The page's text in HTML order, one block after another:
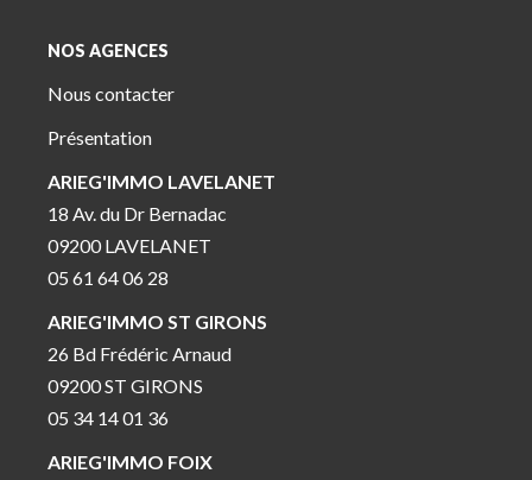
NOS AGENCES
Nous contacter
Présentation
ARIEG'IMMO LAVELANET
18 Av. du Dr Bernadac
09200 LAVELANET
05 61 64 06 28
ARIEG'IMMO ST GIRONS
26 Bd Frédéric Arnaud
09200 ST GIRONS
05 34 14 01 36
ARIEG'IMMO FOIX